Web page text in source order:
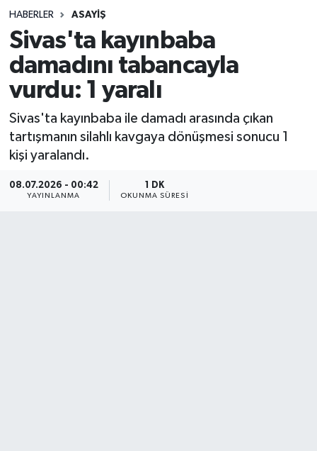
HABERLER ASAYIŞ
Sivas'ta kayınbaba
damadını tabancayla
vurdu: 1 yaralı
Sivas'ta kayınbaba ile damadı arasında çıkan
tartışmanın silahlı kavgaya dönüşmesi sonucu 1
kişi yaralandı.
08.07.2026 - 00:42
YAYINLANMA
1 DK
OKUNMA SÜRESI
Spor
Teknoloji
Yaşam